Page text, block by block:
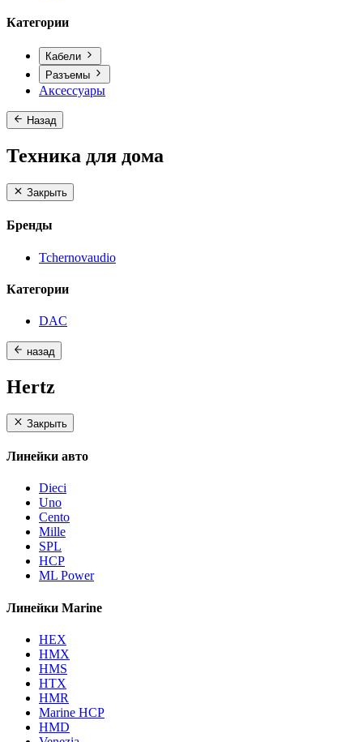
Категории
Кабели
Разъемы
Аксессуары
Назад
Техника для дома
Закрыть
Бренды
Tchernovaudio
Категории
DAC
назад
Hertz
Закрыть
Линейки авто
Dieci
Uno
Cento
Mille
SPL
HCP
ML Power
Линейки Marine
HEX
HMX
HMS
HTX
HMR
Marine HCP
HMD